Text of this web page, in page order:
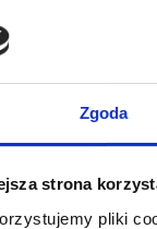
Zgoda
strona
pliki